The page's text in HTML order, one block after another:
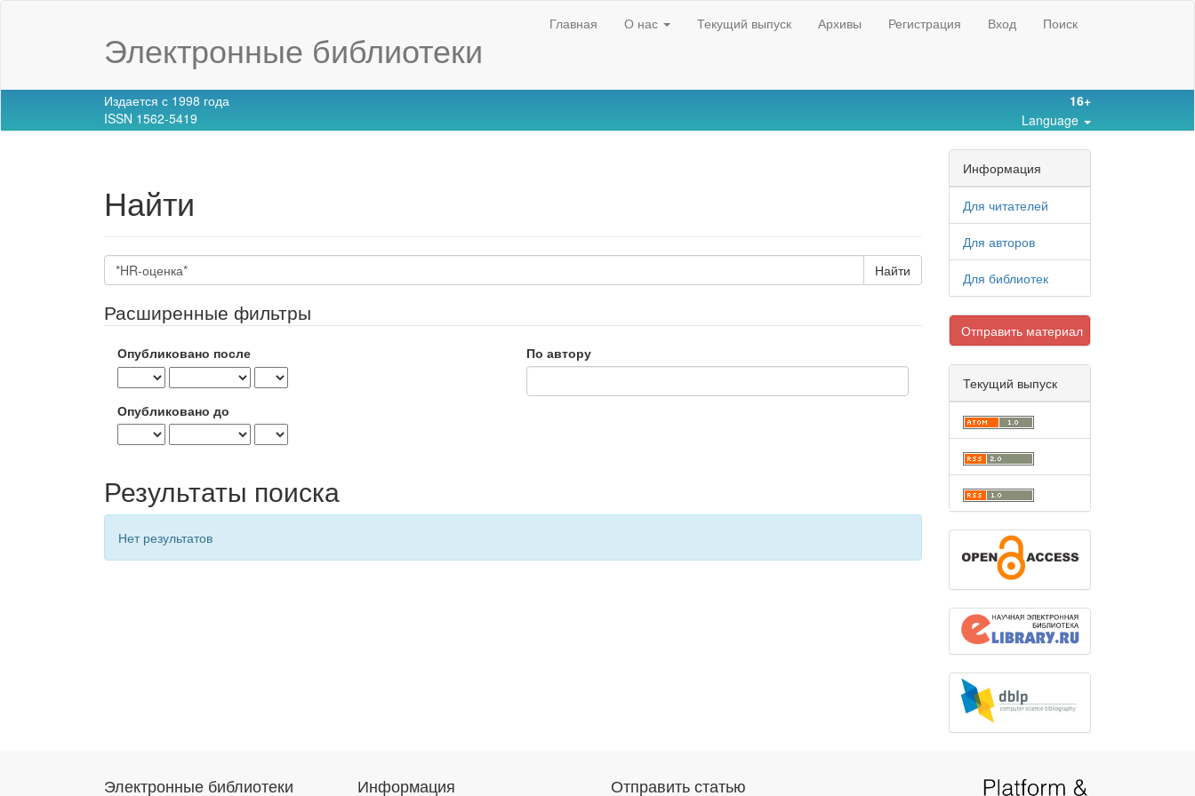
Электронные библиотеки
Главная О нас Текущий выпуск Архивы Регистрация Вход Поиск
Издается с 1998 года
ISSN 1562-5419
16+
Language
Найти
Поиск
статей
Расширенные фильтры
Опубликовано после
Опубликовано до
По автору
Результаты поиска
Нет результатов
Информация
Для читателей
Для авторов
Для библиотек
Отправить материал
Текущий выпуск
Электронные библиотеки Информация Отправить статью